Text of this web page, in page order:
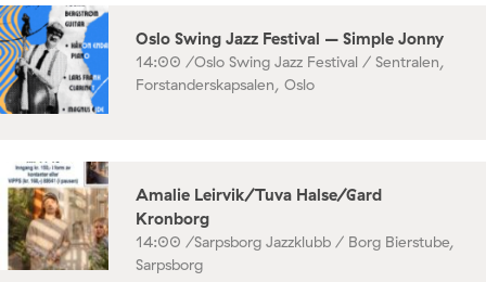
Oslo Swing Jazz Festival – Simple Jonny
14:00 /Oslo Swing Jazz Festival / Sentralen,
Forstanderskapsalen, Oslo
Amalie Leirvik/Tuva Halse/Gard
Kronborg
14:00 /Sarpsborg Jazzklubb / Borg Bierstube,
Sarpsborg